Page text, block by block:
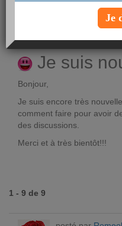
posté par
Je suis
Bonjour,
Je suis encore très
comment faire pour avoir
des discussions.
Merci et à très bientôt!!!
1 - 9 de 9
Je